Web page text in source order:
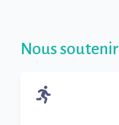
Nous soutenir